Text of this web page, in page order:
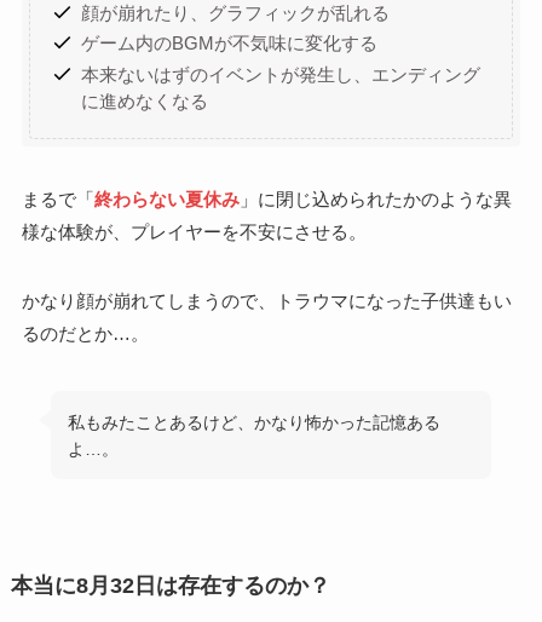
顔が崩れたり、グラフィックが乱れる
ゲーム内のBGMが不気味に変化する
本来ないはずのイベントが発生し、エンディング
に進めなくなる
まるで「 終わらない夏休み」に閉じ込められたかのような異
様な体験が、プレイヤーを不安にさせる。
かなり顔が崩れてしまうので、トラウマになった子供達もい
るのだとか…。
私もみたことあるけど、かなり怖かった記憶ある
よ…。
本当に8月32日は存在するのか？